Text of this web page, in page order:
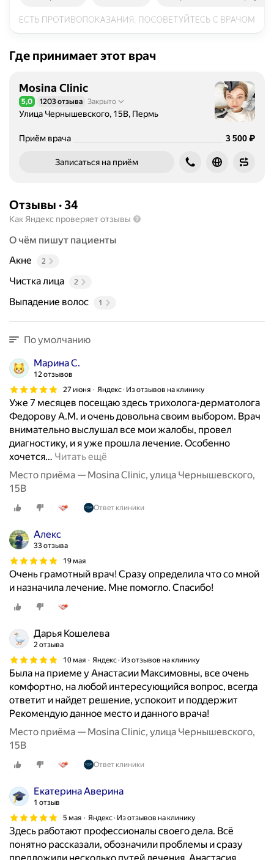
Где принимает этот врач
Mosina Clinic
Рейтинг 5,0 из 5
5,0 1203 отзыва Закрыто
Улица Чернышевского, 15В, Пермь
Приём врача Цена
3500
3 500₽
Записаться на приём
Отзывы · 34
Как Яндекс проверяет отзывы
О чём пишут пациенты
Акне
2
Чистка лица 2
Выпадение волос 1
По умолчанию
Марина С.
12 отзывов
27 июня
Яндекс · Из отзывов на клинику
Уже 7 месяцев посещаю здесь трихолога-дерматолога
Федорову А.М. и очень довольна своим выбором. Врач
внимательно выслушал все мои жалобы, провел
диагностику, и я уже прошла лечение. Особенно
хочется… Читать ещё
Место приёма — Mosina Clinic, улица Чернышевского,
15В
Ответ клиники
Алекс
33 отзыва
19 мая
Очень грамотный врач! Сразу определила что со мной
и назначила лечение. Мне помогло. Спасибо!
Дарья Кошелева
2 отзыва
10 мая
Яндекс · Из отзывов на клинику
Была на приеме у Анастасии Максимовны, все очень
комфортно, на любой интересующийся вопрос, всегда
ответит и найдет решение, успокоит и поддержит
Рекомендую данное место и данного врача!
Место приёма — Mosina Clinic, улица Чернышевского,
15В
Ответ клиники
Екатерина Аверина
1 отзыв
5 мая
Яндекс · Из отзывов на клинику
Здесь работают профессионалы своего дела. Всё
понятно рассказали, обозначили проблемы и сразу